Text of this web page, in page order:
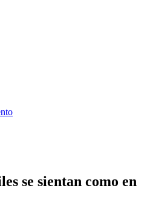
se sientan como en